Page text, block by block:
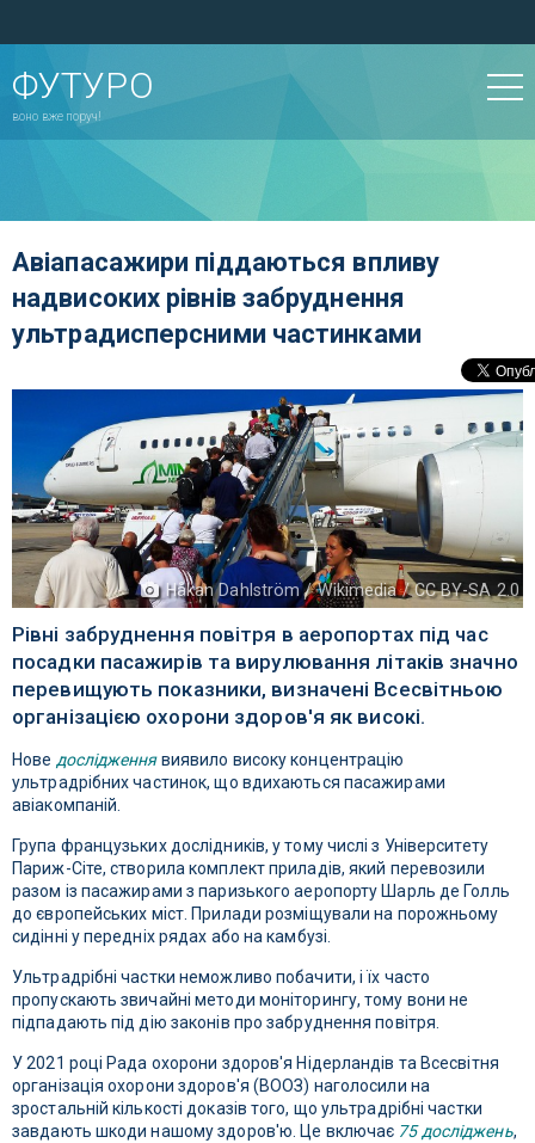
ФУТУРО
воно вже поруч!
Авіапасажири піддаються впливу
надвисоких рівнів забруднення
ультрадисперсними частинками
Håkan Dahlström / Wikimedia / CC BY-SA 2.0
Рівні забруднення повітря в аеропортах під час
посадки пасажирів та вирулювання літаків значно
перевищують показники, визначені Всесвітньою
організацією охорони здоров'я як високі.
Нове дослідженнявиявило високу концентрацію
ультрадрібних частинок, що вдихаються пасажирами
авіакомпаній.
Група французьких дослідників, у тому числі з Університету
Париж-Сіте, створила комплект приладів, який перевозили
разом із пасажирами з паризького аеропорту Шарль де Голль
до європейських міст. Прилади розміщували на порожньому
сидінні у передніх рядах або на камбузі.
Ультрадрібні частки неможливо побачити, і їх часто
пропускають звичайні методи моніторингу, тому вони не
підпадають під дію законів про забруднення повітря.
У 2021 році Рада охорони здоров'я Нідерландів та Всесвітня
організація охорони здоров'я (ВООЗ) наголосили на
зростальній кількості доказів того, що ультрадрібні частки
завдають шкоди нашому здоров'ю. Це включає 75 досліджень,